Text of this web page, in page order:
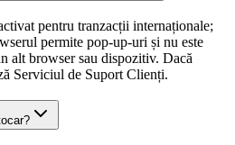
pentru tranzacții internaționale;
permite pop-up-uri și nu este
alt browser sau dispozitiv. Dacă
Serviciul de Suport Clienți.